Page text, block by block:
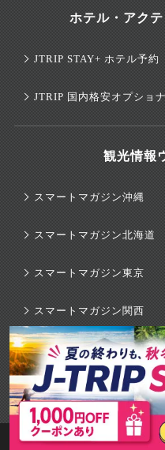
ホテル・アク
JTRIP STAY+ ホテル予約
JTRIP 国内格安オプショ
観光情報
スマートマガジン沖縄
スマートマガジン北海道
スマートマガジン東京
スマートマガジン関西
スマートマガジンハワイ
旅行のマニュアル
© 2026